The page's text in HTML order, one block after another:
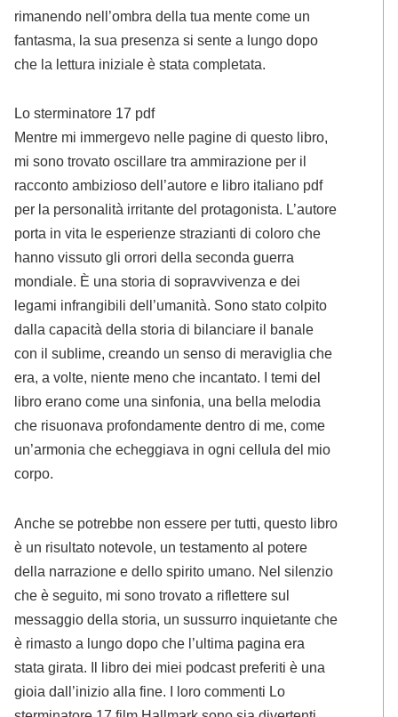
rimanendo nell’ombra della tua mente come un
fantasma, la sua presenza si sente a lungo dopo
che la lettura iniziale è stata completata.
Lo sterminatore 17 pdf
Mentre mi immergevo nelle pagine di questo libro,
mi sono trovato oscillare tra ammirazione per il
racconto ambizioso dell’autore e libro italiano pdf
per la personalità irritante del protagonista. L’autore
porta in vita le esperienze strazianti di coloro che
hanno vissuto gli orrori della seconda guerra
mondiale. È una storia di sopravvivenza e dei
legami infrangibili dell’umanità. Sono stato colpito
dalla capacità della storia di bilanciare il banale
con il sublime, creando un senso di meraviglia che
era, a volte, niente meno che incantato. I temi del
libro erano come una sinfonia, una bella melodia
che risuonava profondamente dentro di me, come
un’armonia che echeggiava in ogni cellula del mio
corpo.
Anche se potrebbe non essere per tutti, questo libro
è un risultato notevole, un testamento al potere
della narrazione e dello spirito umano. Nel silenzio
che è seguito, mi sono trovato a riflettere sul
messaggio della storia, un sussurro inquietante che
è rimasto a lungo dopo che l’ultima pagina era
stata girata. Il libro dei miei podcast preferiti è una
gioia dall’inizio alla fine. I loro commenti Lo